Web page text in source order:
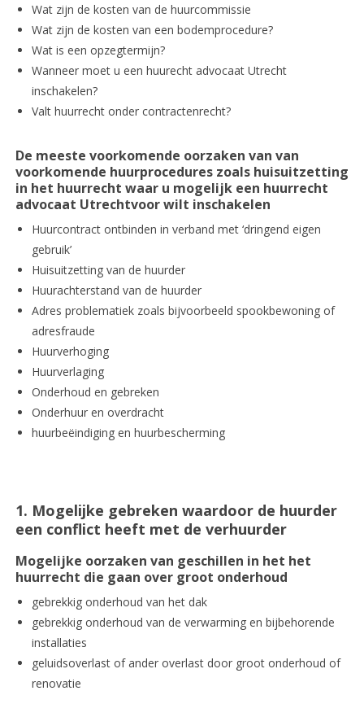
Wat zijn de kosten van de huurcommissie
Wat zijn de kosten van een bodemprocedure?
Wat is een opzegtermijn?
Wanneer moet u een huurecht advocaat Utrecht
inschakelen?
Valt huurrecht onder contractenrecht?
De meeste voorkomende oorzaken van van
voorkomende huurprocedures zoals huisuitzetting
in het huurrecht waar u mogelijk een huurrecht
advocaat Utrechtvoor wilt inschakelen
Huurcontract ontbinden in verband met ‘dringend eigen
gebruik’
Huisuitzetting van de huurder
Huurachterstand van de huurder
Adres problematiek zoals bijvoorbeeld spookbewoning of
adresfraude
Huurverhoging
Huurverlaging
Onderhoud en gebreken
Onderhuur en overdracht
huurbeëindiging en huurbescherming
1. Mogelijke gebreken waardoor de huurder
een conflict heeft met de verhuurder
Mogelijke oorzaken van geschillen in het het
huurrecht die gaan over groot onderhoud
gebrekkig onderhoud van het dak
gebrekkig onderhoud van de verwarming en bijbehorende
installaties
geluidsoverlast of ander overlast door groot onderhoud of
renovatie